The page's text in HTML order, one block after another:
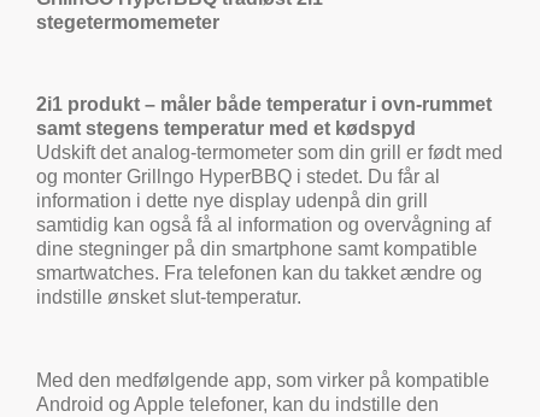
stegetermomemeter
2i1 produkt – måler både temperatur i ovn-rummet
samt stegens temperatur med et kødspyd
Udskift det analog-termometer som din grill er født med
og monter Grillngo HyperBBQ i stedet. Du får al
information i dette nye display udenpå din grill
samtidig kan også få al information og overvågning af
dine stegninger på din smartphone samt kompatible
smartwatches. Fra telefonen kan du takket ændre og
indstille ønsket slut-temperatur.
Med den medfølgende app, som virker på kompatible
Android og Apple telefoner, kan du indstille den